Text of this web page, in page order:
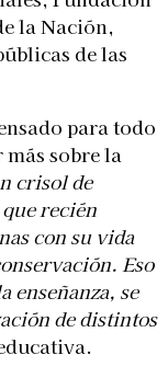
la Nación,
de las
para todo
sobre la
crisol de
recién
con su vida
Eso
enseñanza, se
de distintos